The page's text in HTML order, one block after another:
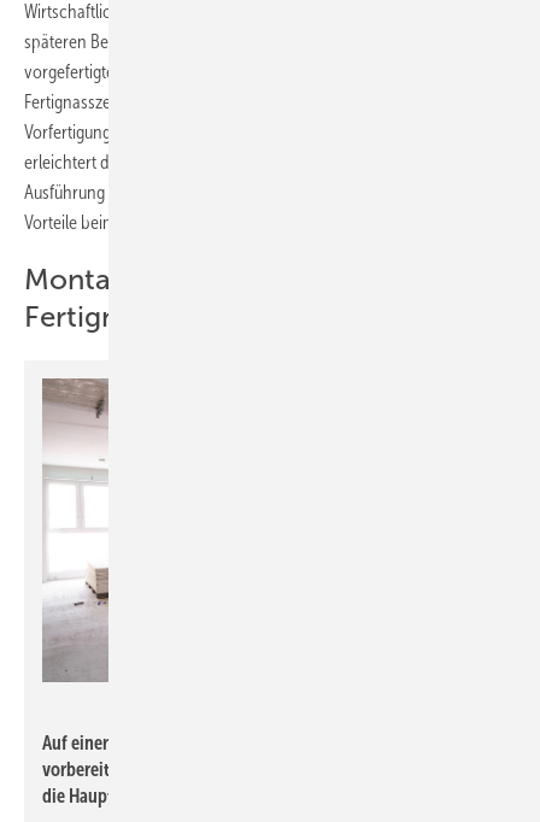
Wirtschaftlichkeitsbetrachtungen für den Bauprozess sowie den
späteren Betrieb des Gebäudes. Aus diesem Grund kamen
vorgefertigte Bauelemente zum Einsatz, im TGA-Bereich zum Beispiel
Fertignasszellen oder Sanitärboxen in den Küchen. Der hohe
Vorfertigungsgrad der Bauelemente optimiert den Bauablauf und
erleichtert die Installation maßgeblich. Für die Planung und
Ausführung sind Termin- und Kostensicherheit weitere wesentliche
Vorteile beim Einsatz der vorgefertigten Baugruppen.
Montagesicherheit mit
Fertignasszellen
Auf einer Wandseite der Fertignasszellen sind die Anschlüsse
vorbereitet, sodass die Nasszelle mit wenigen Handgriffen an
die Hauptversorgungsleitungen angeschlossen werden kann.